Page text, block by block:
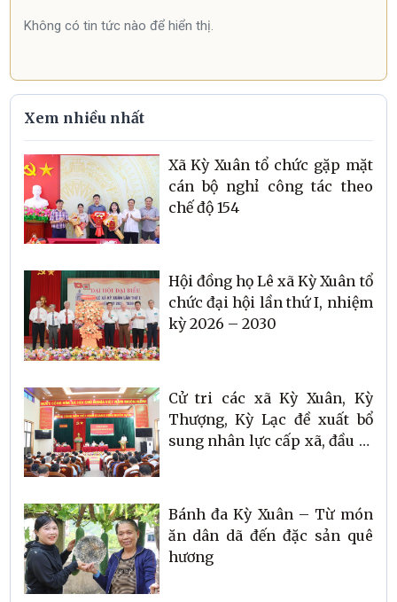
Không có tin tức nào để hiển thị.
Xem nhiều nhất
Xã Kỳ Xuân tổ chức gặp mặt
cán bộ nghỉ công tác theo
chế độ 154
Hội đồng họ Lê xã Kỳ Xuân tổ
chức đại hội lần thứ I, nhiệm
kỳ 2026 – 2030
Cử tri các xã Kỳ Xuân, Kỳ
Thượng, Kỳ Lạc đề xuất bổ
sung nhân lực cấp xã, đầu tư
Bánh đa Kỳ Xuân – Từ món
ăn dân dã đến đặc sản quê
hương